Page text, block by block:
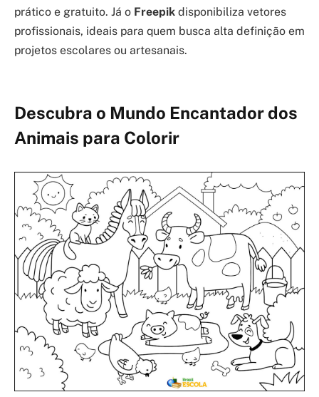
prático e gratuito. Já o Freepik disponibiliza vetores
profissionais, ideais para quem busca alta definição em
projetos escolares ou artesanais.
Descubra o Mundo Encantador dos
Animais para Colorir